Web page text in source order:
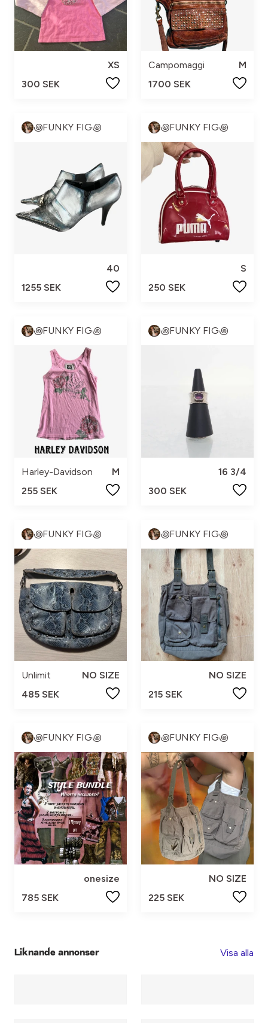
XS
300 SEK
Campomaggi
M
1700 SEK
꩜FUNKY FIG꩜
40
1255 SEK
꩜FUNKY FIG꩜
S
250 SEK
꩜FUNKY FIG꩜
Harley-Davidson
M
255 SEK
꩜FUNKY FIG꩜
16 3/4
300 SEK
꩜FUNKY FIG꩜
Unlimit
NO SIZE
485 SEK
꩜FUNKY FIG꩜
NO SIZE
215 SEK
꩜FUNKY FIG꩜
onesize
785 SEK
꩜FUNKY FIG꩜
NO SIZE
225 SEK
Liknande annonser Visa alla